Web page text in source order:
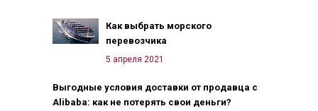
Как выбрать морского
перевозчика
5 апреля 2021
Выгодные условия доставки от продавца с
Alibaba: как не потерять свои деньги?